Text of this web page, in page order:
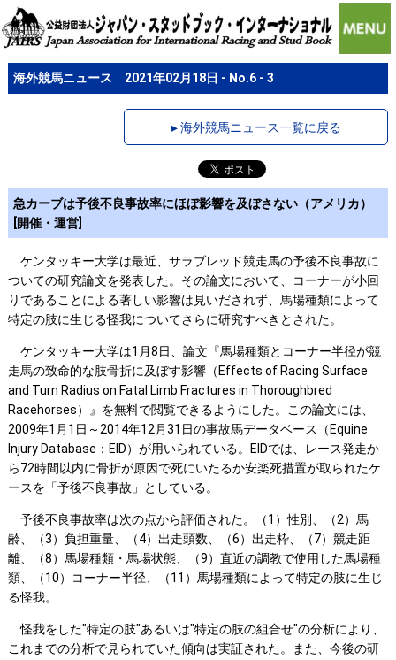
海外競馬ニュース 2021年02月18日 - No.6 - 3
▸ 海外競馬ニュース一覧に戻る
急カーブは予後不良事故率にほぼ影響を及ぼさない（アメリカ）
[開催・運営]
ケンタッキー大学は最近、サラブレッド競走馬の予後不良事故に
ついての研究論文を発表した。その論文において、コーナーが小回
りであることによる著しい影響は見いだされず、馬場種類によって
特定の肢に生じる怪我についてさらに研究すべきとされた。
ケンタッキー大学は1月8日、論文『馬場種類とコーナー半径が競
走馬の致命的な肢骨折に及ぼす影響（Effects of Racing Surface
and Turn Radius on Fatal Limb Fractures in Thoroughbred
Racehorses）』を無料で閲覧できるようにした。この論文には、
2009年1月1日～2014年12月31日の事故馬データベース（Equine
Injury Database：EID）が用いられている。EIDでは、レース発走か
ら72時間以内に骨折が原因で死にいたるか安楽死措置が取られたケ
ースを「予後不良事故」としている。
予後不良事故率は次の点から評価された。（1）性別、（2）馬
齢、（3）負担重量、（4）出走頭数、（6）出走枠、（7）競走距
離、（8）馬場種類・馬場状態、（9）直近の調教で使用した馬場種
類、（10）コーナー半径、（11）馬場種類によって特定の肢に生じ
る怪我。
怪我をした"特定の肢"あるいは"特定の肢の組合せ"の分析により、
これまでの分析で見られていた傾向は実証された。また、今後の研